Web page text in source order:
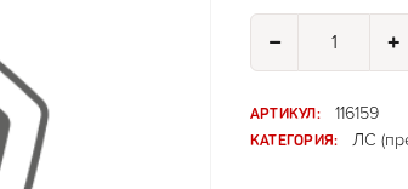
−
Количество
+
АРТИКУЛ:
116159
КАТЕГОРИЯ:
ЛС